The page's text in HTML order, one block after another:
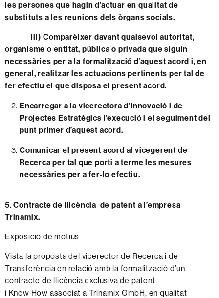
les persones que hagin d’actuar en qualitat de
substituts a les reunions dels òrgans socials.
iii) Comparèixer davant qualsevol autoritat,
organisme o entitat, pública o privada que siguin
necessàries per a la formalització d’aquest acord i, en
general, realitzar les actuacions pertinents per tal de
fer efectiu el que disposa el present acord.
Encarregar a la vicerectora d’Innovació i de
Projectes Estratègics l’execució i el seguiment del
punt primer d’aquest acord.
Comunicar el present acord al vicegerent de
Recerca per tal que porti a terme les mesures
necessàries per a fer-lo efectiu.
5. Contracte de llicència de patent a l’empresa
Trinamix.
Exposició de motius
Vista la proposta del vicerector de Recerca i de
Transferència en relació amb la formalització d’un
contracte de llicència exclusiva de patent
i Know How associat a Trinamix GmbH, en qualitat